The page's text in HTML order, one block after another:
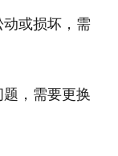
或损坏，需
，需要更换